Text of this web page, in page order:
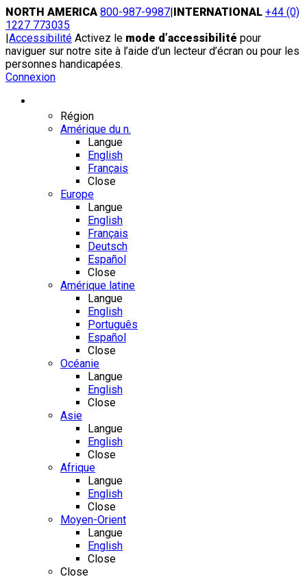
Skip
to
content
NORTH AMERICA 800-987-9987|INTERNATIONAL +44 (0)
1227 773035
|Accessibilité Activez le mode d’accessibilité pour
naviguer sur notre site à l’aide d’un lecteur d’écran ou pour les
personnes handicapées.
Connexion
Région
Amérique du n.
Langue
English
Français
Close
Europe
Langue
English
Français
Deutsch
Español
Close
Amérique latine
Langue
English
Português
Español
Close
Océanie
Langue
English
Close
Asie
Langue
English
Close
Afrique
Langue
English
Close
Moyen-Orient
Langue
English
Close
Close